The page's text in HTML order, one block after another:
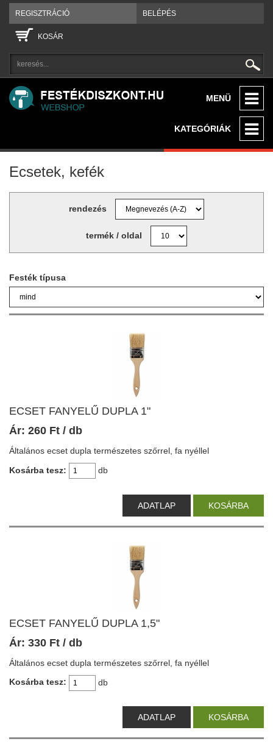
REGISZTRÁCIÓ BELÉPÉS
KOSÁR
MENÜ
KATEGÓRIÁK
Ecsetek, kefék
rendezés
termék / oldal
Festék típusa
ECSET FANYELŰ DUPLA 1"
Ár: 260 Ft / db
Általános ecset dupla természetes szőrrel, fa nyéllel
Kosárba tesz:
db
ADATLAP KOSÁRBA
ECSET FANYELŰ DUPLA 1,5"
Ár: 330 Ft / db
Általános ecset dupla természetes szőrrel, fa nyéllel
Kosárba tesz:
db
ADATLAP KOSÁRBA